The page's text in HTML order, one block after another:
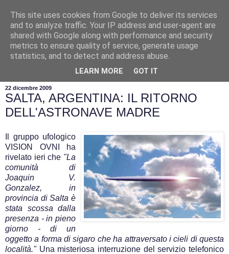
22 dicembre 2009
SALTA, ARGENTINA: IL RITORNO
DELL'ASTRONAVE MADRE
Il gruppo ufologico
VISION OVNI ha
rivelato ieri che "La
comunità di
Joaquin V.
Gonzalez, in
provincia di Salta è
stata scossa dalla
presenza - in pieno
giorno - di un
oggetto a forma di sigaro che ha attraversato i cieli di questa
località." Una misteriosa interruzione del servizio telefonico
This site uses cookies from Google to deliver its services
and to analyze traffic. Your IP address and user-agent are
shared with Google along with performance and security
metrics to ensure quality of service, generate usage
statistics, and to detect and address abuse.
LEARN MORE GOT IT